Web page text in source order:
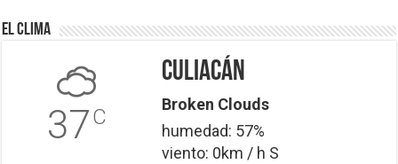
El Clima
37C
Culiacán
Broken Clouds
humedad: 57%
viento: 0km / h S